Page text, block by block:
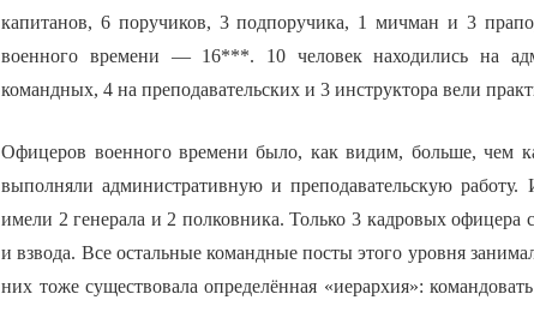
капитанов, 6 поручиков, 3 подпоручика, 1 мичман и 3
военного времени — 16***. 10 человек находились на
командных, 4 на преподавательских и 3 инструктора вели
Офицеров военного времени было, как видим, больше, чем
выполняли административную и преподавательскую
имели 2 генерала и 2 полковника. Только 3 кадровых офицера
и взвода. Все остальные командные посты этого уровня
них тоже существовала определённая «иерархия»: